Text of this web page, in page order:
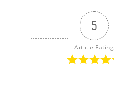
5
Article Rating